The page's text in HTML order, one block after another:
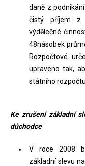
daně z
čistý příjem z
výdělečné
48násobek
Rozpočtové
upraveno tak,
státního
Ke zrušení základní
důchodce
V roce 2008
základní slevu